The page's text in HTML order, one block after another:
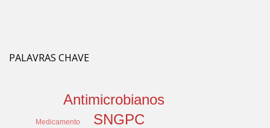
PALAVRAS CHAVE
SNGPC
Antimicrobianos
Medicamento